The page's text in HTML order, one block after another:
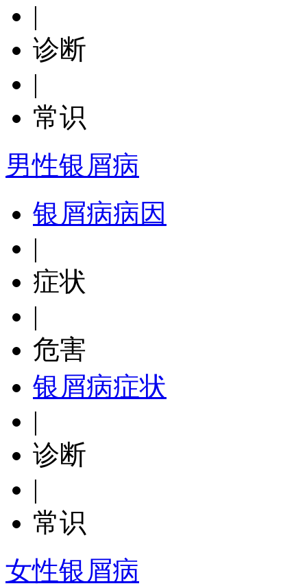
|
诊断
|
常识
男性银屑病
银屑病病因
|
症状
|
危害
银屑病症状
|
诊断
|
常识
女性银屑病